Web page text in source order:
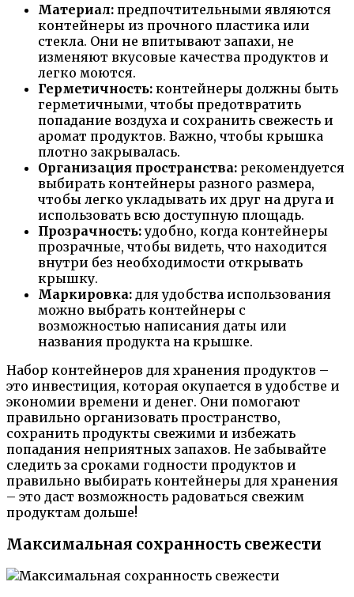
Материал: предпочтительными являются
контейнеры из прочного пластика или
стекла. Они не впитывают запахи, не
изменяют вкусовые качества продуктов и
легко моются.
Герметичность: контейнеры должны быть
герметичными, чтобы предотвратить
попадание воздуха и сохранить свежесть и
аромат продуктов. Важно, чтобы крышка
плотно закрывалась.
Организация пространства: рекомендуется
выбирать контейнеры разного размера,
чтобы легко укладывать их друг на друга и
использовать всю доступную площадь.
Прозрачность:удобно, когда контейнеры
прозрачные, чтобы видеть, что находится
внутри без необходимости открывать
крышку.
Маркировка: для удобства использования
можно выбрать контейнеры с
возможностью написания даты или
названия продукта на крышке.
Набор контейнеров для хранения продуктов –
это инвестиция, которая окупается в удобстве и
экономии времени и денег. Они помогают
правильно организовать пространство,
сохранить продукты свежими и избежать
попадания неприятных запахов. Не забывайте
следить за сроками годности продуктов и
правильно выбирать контейнеры для хранения
– это даст возможность радоваться свежим
продуктам дольше!
Максимальная сохранность свежести